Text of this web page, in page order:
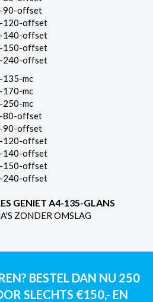
90-offset
120-offset
140-offset
150-offset
240-offset
135-mc
170-mc
250-mc
80-offset
90-offset
120-offset
140-offset
150-offset
240-offset
GENIET A4-135-GLANS
ZONDER OMSLAG
BESTEL DAN NU 250
SLECHTS €150,- EN